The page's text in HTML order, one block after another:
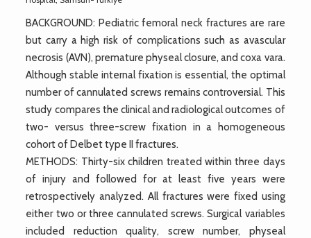
BACKGROUND: Pediatric femoral neck fractures are rare
but carry a high risk of complications such as avascular
necrosis (AVN), premature physeal closure, and coxa vara.
Although stable internal fixation is essential, the optimal
number of cannulated screws remains controversial. This
study compares the clinical and radiological outcomes of
two- versus three-screw fixation in a homogeneous
cohort of Delbet type II fractures.
METHODS: Thirty-six children treated within three days
of injury and followed for at least five years were
retrospectively analyzed. All fractures were fixed using
either two or three cannulated screws. Surgical variables
included reduction quality, screw number, physeal